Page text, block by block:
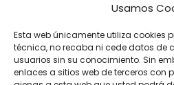
Usamos
Esta web únicamente utiliza cookies
técnica, no recaba ni cede datos de
usuarios sin su conocimiento. Sin
enlaces a sitios web de terceros con